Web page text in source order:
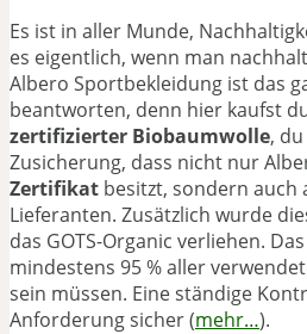
Es ist in aller Munde,
es eigentlich, wenn man
Albero Sportbekleidung ist das
beantworten, denn hier kaufst
zertifizierter Biobaumwolle,
Zusicherung, dass nicht nur
Zertifikat besitzt, sondern auch
Lieferanten. Zusätzlich wurde
das GOTS-Organic verliehen.
mindestens 95 % aller
sein müssen. Eine ständige
Anforderung sicher (mehr…).